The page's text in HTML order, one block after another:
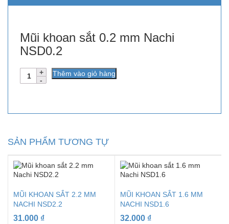
Mũi khoan sắt 0.2 mm Nachi
NSD0.2
Số
lượng
Thêm vào giỏ hàng
SẢN PHẨM TƯƠNG TỰ
MŨI KHOAN SẮT 2.2 MM
NACHI NSD2.2
31.000 ₫
MŨI KHOAN SẮT 1.6 MM
NACHI NSD1.6
32.000 ₫